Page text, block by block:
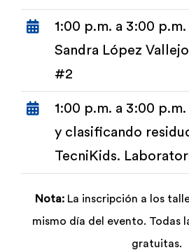
1:00 p.m. a 3:00
Sandra López
#2
1:00 p.m. a 3:00
y clasificando
TecniKids.
Nota:La inscripción a los
mismo día del evento. Todas
gratuitas.